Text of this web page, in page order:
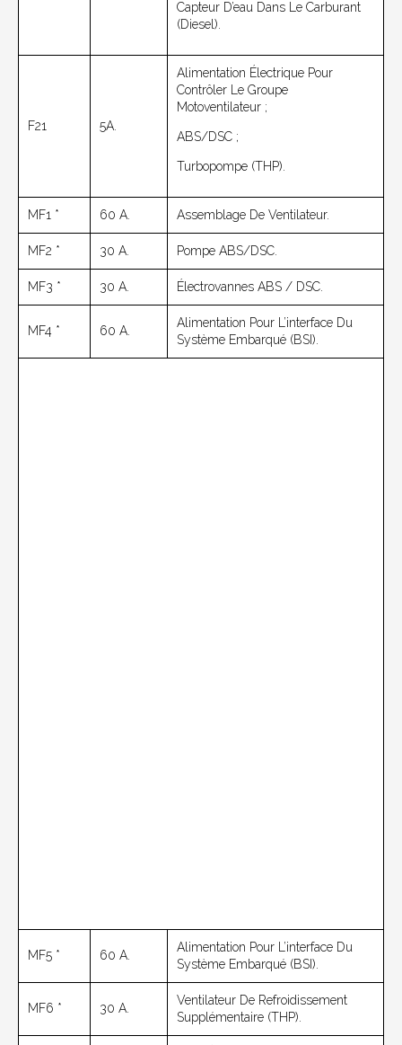
Capteur D’eau Dans Le Carburant
(Diesel).
F21 5A.
Alimentation Électrique Pour
Contrôler Le Groupe
Motoventilateur ;
ABS/DSC ;
Turbopompe (THP).
MF1 * 60 A. Assemblage De Ventilateur.
MF2 * 30 A. Pompe ABS/DSC.
MF3 * 30 A. Électrovannes ABS / DSC.
MF4 * 60 A.
Alimentation Pour L’interface Du
Système Embarqué (BSI).
MF5 * 60 A.
Alimentation Pour L’interface Du
Système Embarqué (BSI).
MF6 * 30 A.
Ventilateur De Refroidissement
Supplémentaire (THP).